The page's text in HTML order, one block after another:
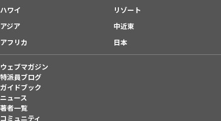
ハワイ
リゾート
アジア
中近東
アフリカ
日本
ウェブマガジン
特派員ブログ
ガイドブック
ニュース
著者一覧
コミュニティ